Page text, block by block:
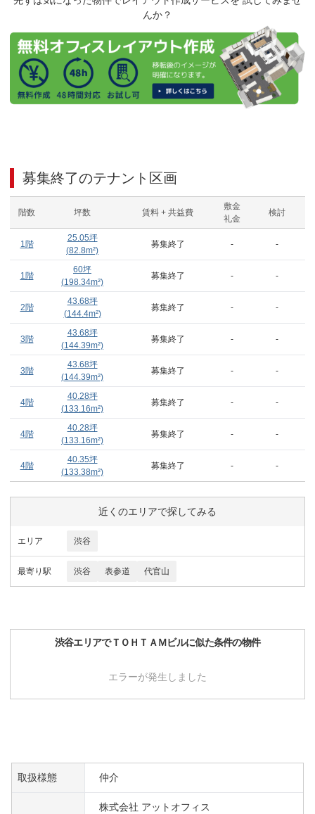
んか？
募集終了のテナント区画
階数 坪数 賃料 + 共益費
敷金
礼金
検討
1階
25.05坪
(82.8m²)
募集終了 - -
1階
60坪
(198.34m²)
募集終了 - -
2階
43.68坪
(144.4m²)
募集終了 - -
3階
43.68坪
(144.39m²)
募集終了 - -
3階
43.68坪
(144.39m²)
募集終了 - -
4階
40.28坪
(133.16m²)
募集終了 - -
4階
40.28坪
(133.16m²)
募集終了 - -
4階
40.35坪
(133.38m²)
募集終了 - -
近くのエリアで探してみる
エリア 渋谷
最寄り駅 渋谷 表参道 代官山
渋谷エリアでＴＯＨＴＡＭビルに似た条件の物件
エラーが発生しました
取扱様態 仲介
株式会社 アットオフィス